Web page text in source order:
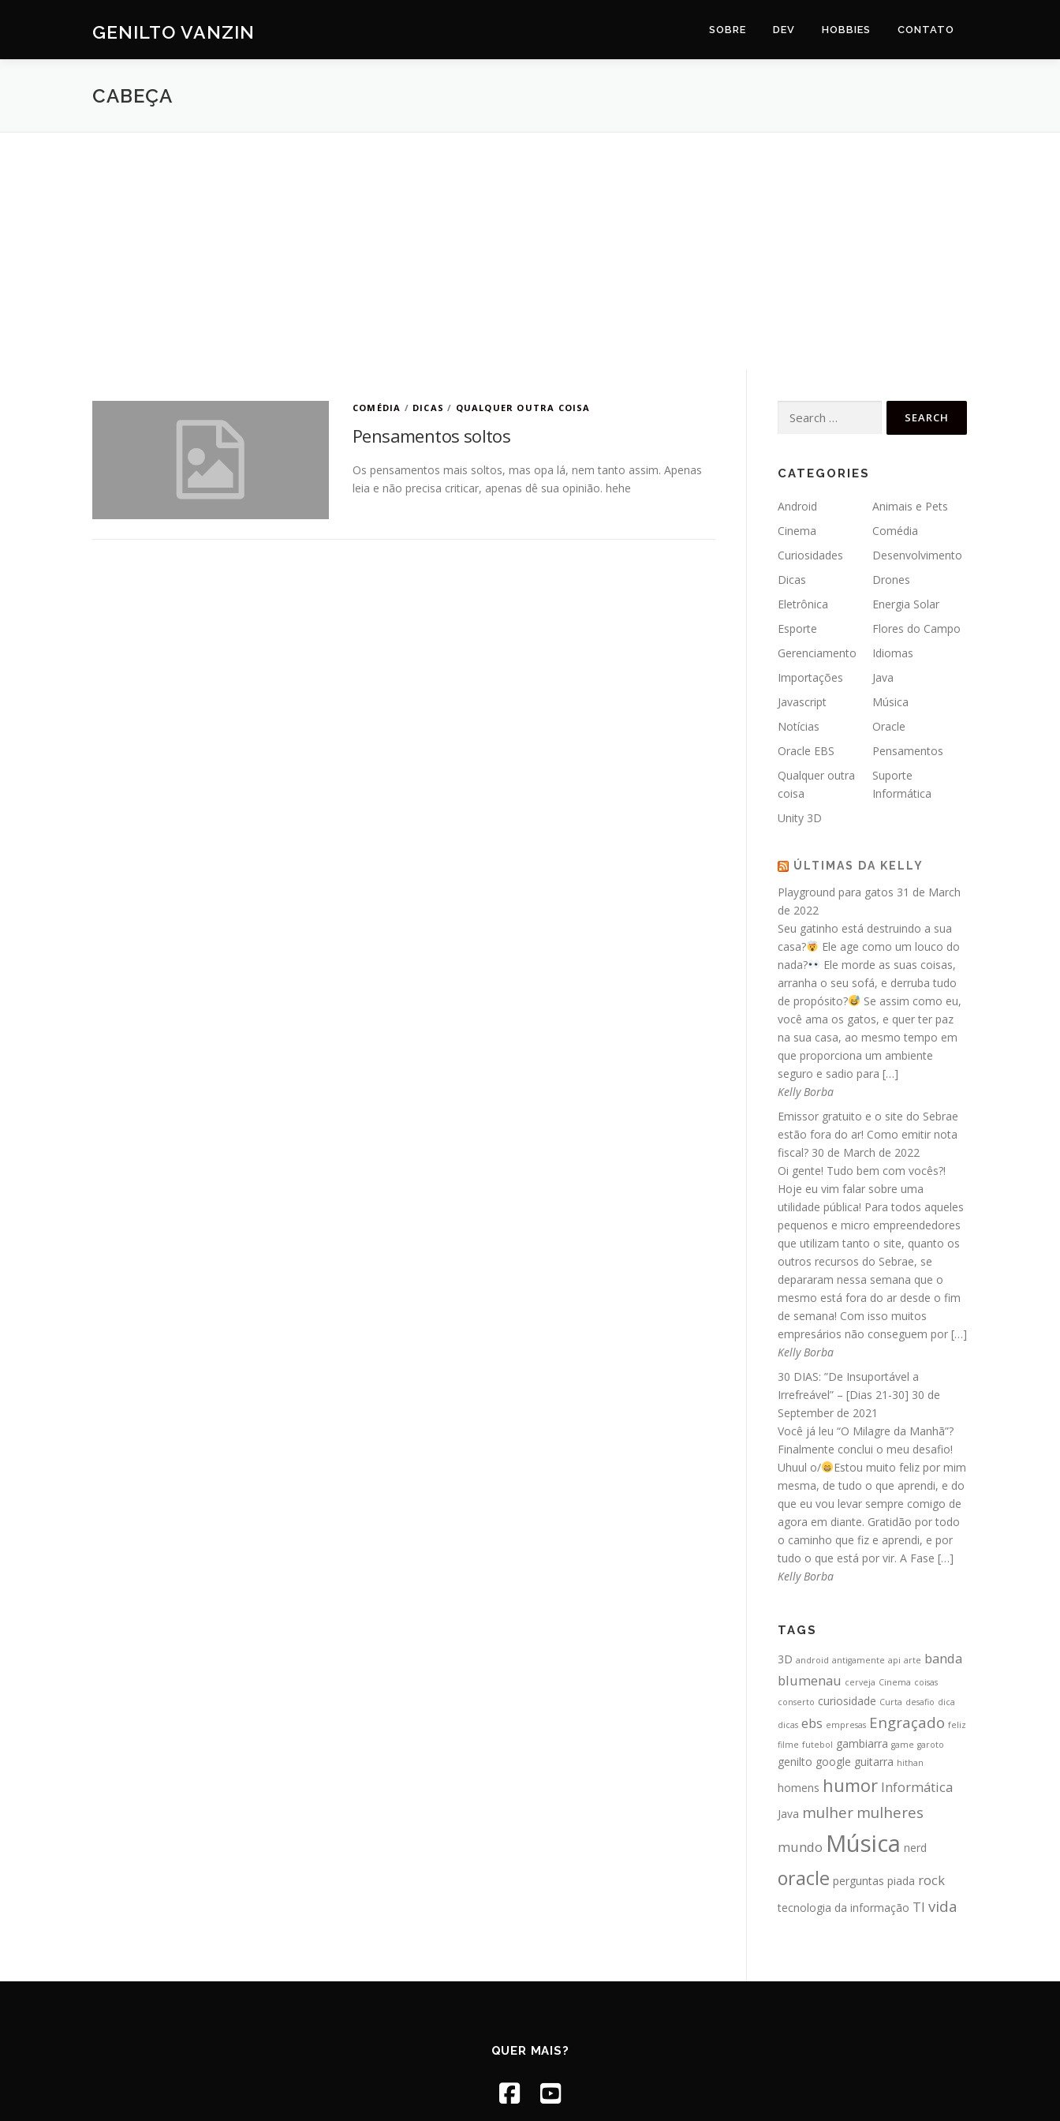
GENILTO VANZIN SOBRE DEV HOBBIES CONTATO
CABEÇA
COMÉDIA / DICAS / QUALQUER OUTRA COISA
Pensamentos soltos
Os pensamentos mais soltos, mas opa lá, nem tanto assim. Apenas
leia e não precisa criticar, apenas dê sua opinião. hehe
for:
CATEGORIES
Android
Animais e Pets
Cinema
Comédia
Curiosidades
Desenvolvimento
Dicas
Drones
Eletrônica
Energia Solar
Esporte
Flores do Campo
Gerenciamento
Idiomas
Importações
Java
Javascript
Música
Notícias
Oracle
Oracle EBS
Pensamentos
Qualquer outra
coisa
Suporte
Informática
Unity 3D
ÚLTIMAS DA KELLY
Playground para gatos 31 de March
de 2022
Seu gatinho está destruindo a sua
casa?
Ele age como um louco do
nada?
Ele morde as suas coisas,
arranha o seu sofá, e derruba tudo
de propósito?
Se assim como eu,
você ama os gatos, e quer ter paz
na sua casa, ao mesmo tempo em
que proporciona um ambiente
seguro e sadio para […]
Kelly Borba
Emissor gratuito e o site do Sebrae
estão fora do ar! Como emitir nota
fiscal? 30 de March de 2022
Oi gente! Tudo bem com vocês?!
Hoje eu vim falar sobre uma
utilidade pública! Para todos aqueles
pequenos e micro empreendedores
que utilizam tanto o site, quanto os
outros recursos do Sebrae, se
depararam nessa semana que o
mesmo está fora do ar desde o fim
de semana! Com isso muitos
empresários não conseguem por […]
Kelly Borba
30 DIAS: ”De Insuportável a
Irrefreável” – [Dias 21-30] 30 de
September de 2021
Você já leu “O Milagre da Manhã”?
Finalmente conclui o meu desafio!
Uhuul o/
Estou muito feliz por mim
mesma, de tudo o que aprendi, e do
que eu vou levar sempre comigo de
agora em diante. Gratidão por todo
o caminho que fiz e aprendi, e por
tudo o que está por vir. A Fase […]
Kelly Borba
TAGS
3D android antigamente api arte banda
blumenau cerveja Cinema coisas
conserto curiosidade Curta desafio dica
dicas ebs empresas Engraçado feliz
filme futebol gambiarra game garoto
genilto google guitarra hithan
homens humor Informática
Java mulher mulheres
mundo Música nerd
oracle perguntas piada rock
tecnologia da informação TI vida
QUER MAIS?